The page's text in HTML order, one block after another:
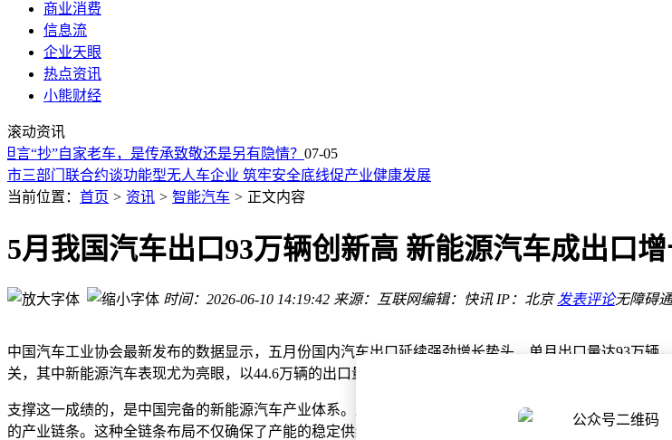
商业消费
信息流
企业天眼
热点资讯
小熊财经
滚动资讯
“抄”自家老车，是传承致敬还是另有隐情？07-05
保时捷北京品牌空间启幕：从经典356到个性定制，解锁跑车文化新体验
星条旗元素加持 日产锋坦Frontier 250周年纪念版限量来袭
市三部门联合约谈功能型无人车企业 筑牢安全底线促产业健康发展
电动化浪潮下坚守经典！宝马下一代X5 M保留V8发动机延续性能情怀
保时捷北京品牌空间启幕：从经典356到定制911，沉浸式体验跑车文化
零跑全新B01/B10座舱公布：前排双零重力座椅等
方程豹钛7 EV闪充版四驱车型本周已全面开启交付
特斯拉Robotaxi服务进军美国迈阿密，车内无安全员
保时捷北京品牌空间启幕：从经典356到个性定制，解锁跑车文化新体验
当前位置： 首页 > 资讯 > 智能汽车 > 正文内容
5月我国汽车出口93万辆创新高 新能源汽车成出口
时间：2026-06-10 14:19:42 来源：互联网编辑：快讯 IP：北京 发表评论无障碍
中国汽车工业协会最新发布的数据显示，五月份国内汽车出口延续强劲增长势头，单月出口量达93万
关，其中新能源汽车表现尤为亮眼，以44.6万辆的出口量实现1.1倍的同比增长，成为拉动整体出口增长的
支撑这一成绩的，是中国完备的新能源汽车产业体系。从上游锂矿开采、电池材料加工，到中游电池
的产业链条。这种全链条布局不仅确保了产能的稳定供给，更通过规模化生产有效控制了成本，同时增